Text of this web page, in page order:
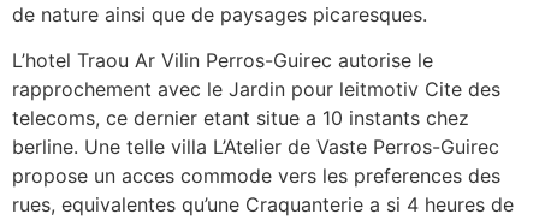
de nature ainsi que de paysages picaresques.
L’hotel Traou Ar Vilin Perros-Guirec autorise le
rapprochement avec le Jardin pour leitmotiv Cite des
telecoms, ce dernier etant situe a 10 instants chez
berline. Une telle villa L’Atelier de Vaste Perros-Guirec
propose un acces commode vers les preferences des
rues, equivalentes qu’une Craquanterie a si 4 heures de